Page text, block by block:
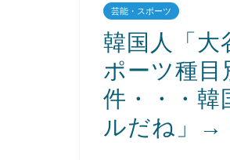
芸能・スポーツ
韓国人「大
ポーツ種
件・・・韓
ルだね」→